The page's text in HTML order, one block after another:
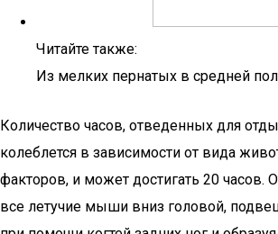
Читайте также:
Из мелких пернатых в средней
Количество часов, отведенных для
колеблется в зависимости от вида
факторов, и может достигать 20 часов.
все летучие мыши вниз головой,